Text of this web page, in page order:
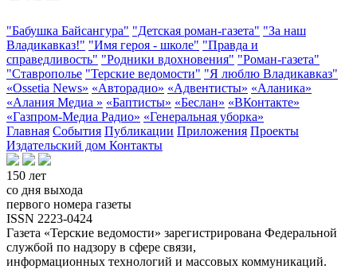
"Бабушка Байсангура" "Детская роман-газета" "За наш
Владикавказ!" "Имя героя - школе" "Правда и
справедливость" "Родники вдохновения" "Роман-газета"
"Ставрополье "Терские ведомости" "Я люблю Владикавказ"
«Ossetia News» «Авторадио» «Адвентисты» «Аланика»
«Алания Медиа » «Баптисты» «Беслан» «ВКонтакте»
«Газпром-Медиа Радио» «Генеральная уборка»
Главная События Публикации Приложения Проекты
Издательский дом Контакты
150 лет
со дня выхода
первого номера газеты
ISSN 2223-0424
Газета «Терские ведомости» зарегистрирована Федеральной
службой по надзору в сфере связи,
информационных технологий и массовых коммуникаций.